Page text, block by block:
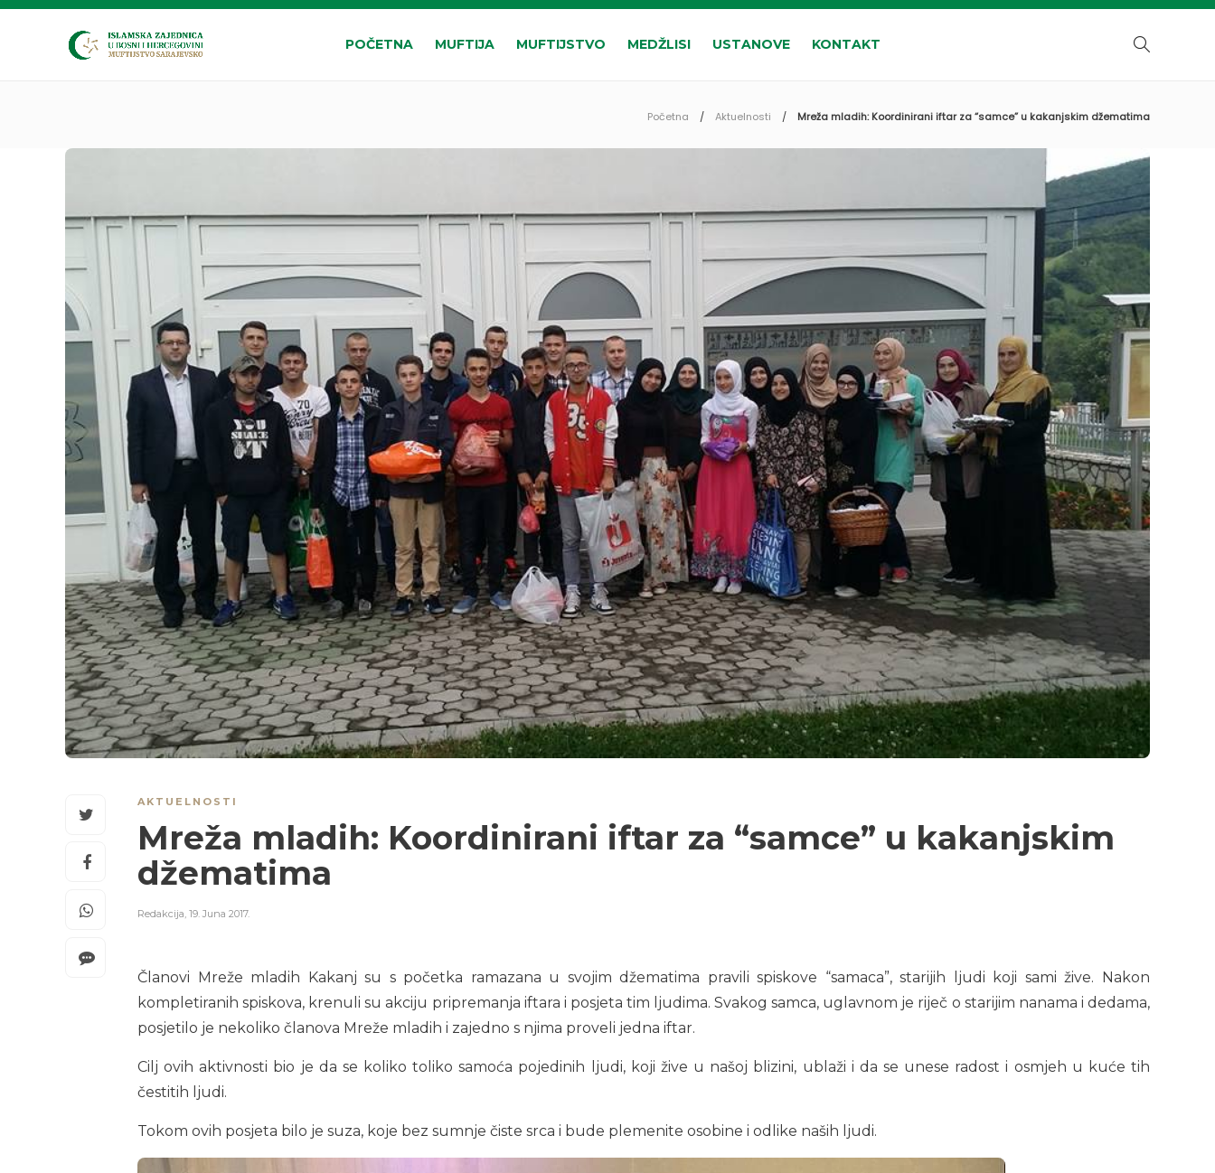
POČETNA MUFTIJA MUFTIJSTVO MEDŽLISI USTANOVE KONTAKT
Početna Aktuelnosti Mreža mladih: Koordinirani iftar za “samce” u kakanjskim džematima
AKTUELNOSTI
Mreža mladih: Koordinirani iftar za “samce” u kakanjskim
džematima
Redakcija, 19. Juna 2017.
Članovi Mreže mladih Kakanj su s početka ramazana u svojim džematima pravili spiskove “samaca”, starijih ljudi koji sami žive. Nakon
kompletiranih spiskova, krenuli su akciju pripremanja iftara i posjeta tim ljudima. Svakog samca, uglavnom je riječ o starijim nanama i dedama,
posjetilo je nekoliko članova Mreže mladih i zajedno s njima proveli jedna iftar.
Cilj ovih aktivnosti bio je da se koliko toliko samoća pojedinih ljudi, koji žive u našoj blizini, ublaži i da se unese radost i osmjeh u kuće tih
čestitih ljudi.
Tokom ovih posjeta bilo je suza, koje bez sumnje čiste srca i bude plemenite osobine i odlike naših ljudi.